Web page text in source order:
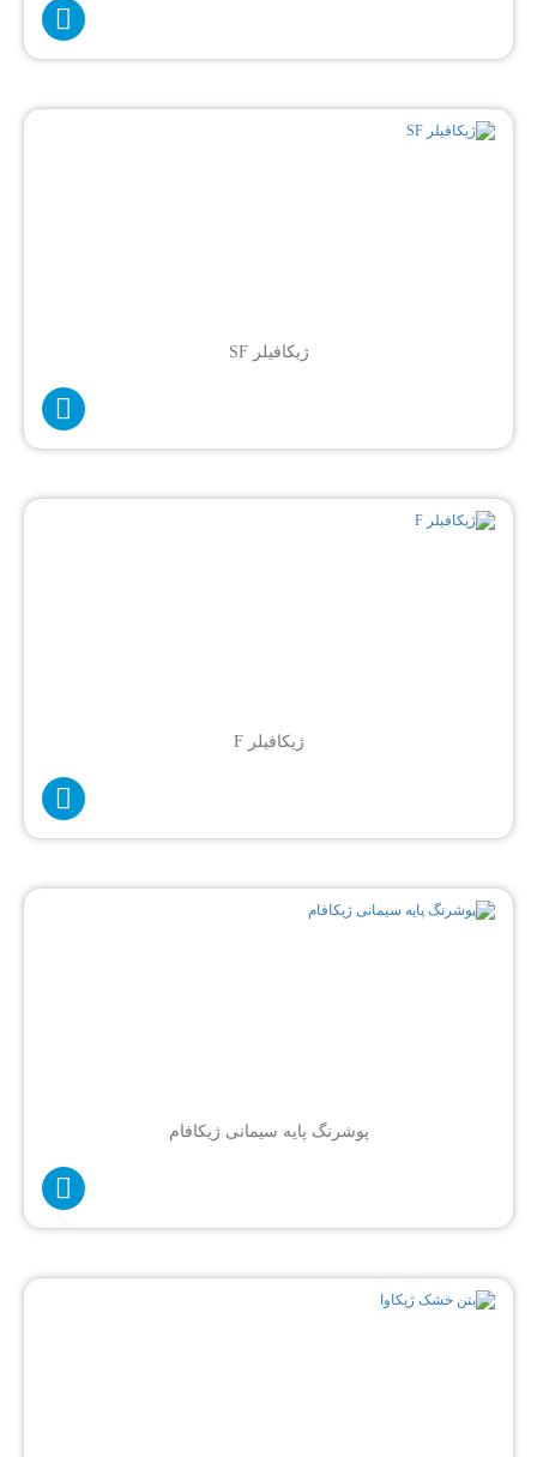
ژیکافیلر SF
ژیکافیلر F
پوشرنگ پایه سیمانی ژیکافام